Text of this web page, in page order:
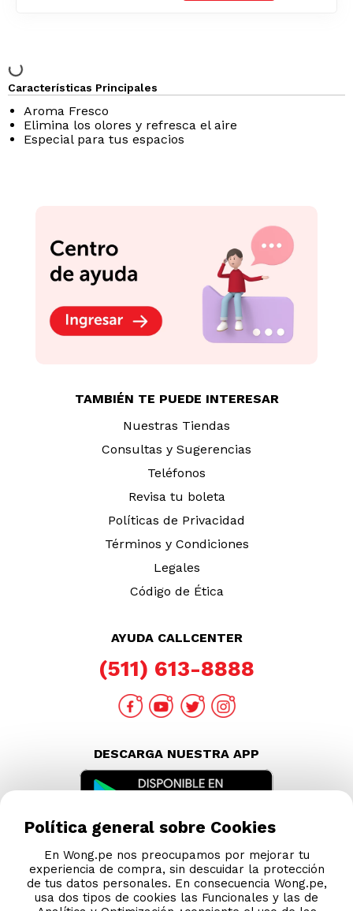
Características Principales
Aroma Fresco
Elimina los olores y refresca el aire
Especial para tus espacios
TAMBIÉN TE PUEDE INTERESAR
Nuestras Tiendas
Consultas y Sugerencias
Teléfonos
Revisa tu boleta
Políticas de Privacidad
Términos y Condiciones
Legales
Código de Ética
AYUDA CALLCENTER
(511) 613-8888
DESCARGA NUESTRA APP
Política general sobre Cookies
En Wong.pe nos preocupamos por mejorar tu
experiencia de compra, sin descuidar la protección
de tus datos personales. En consecuencia Wong.pe,
usa dos tipos de cookies las Funcionales y las de